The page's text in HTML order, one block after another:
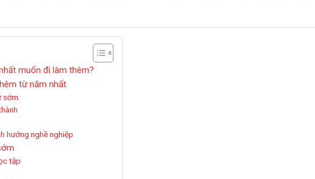
muốn đi làm thêm?
từ năm nhất
sớm
hướng nghề nghiệp
tập